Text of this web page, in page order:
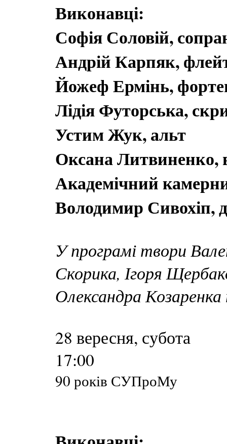
Виконавці:
Софія Соловій,
Андрій Карпяк,
Йожеф Ермінь,
Лідія Футорська,
Устим Жук, альт
Оксана Литвиненко,
Академічний
Володимир Сивохіп,
У програмі твори
Скорика, Ігоря
Олександра
28 вересня, субота
17:00
90 років СУПроМу